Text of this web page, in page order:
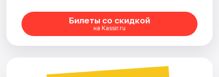
Билеты со скидкой
на Kassir.ru